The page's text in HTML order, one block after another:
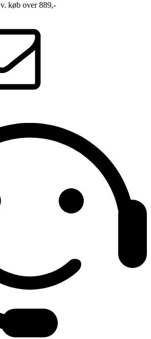
køb over 889,-